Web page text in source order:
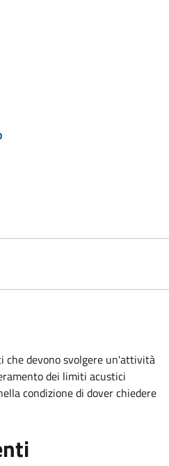
che devono svolgere un'attività
dei limiti acustici
condizione di dover chiedere